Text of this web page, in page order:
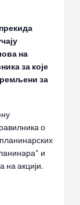
на
за које
за
о
и
на акцији.